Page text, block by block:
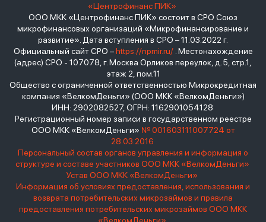
«Центрофинанс ПИК»
ООО МКК «Центрофинанс ПИК» состоит в СРО Союз
микрофинансовых организаций «Микрофинансирование и
развитие». Дата вступления в СРО – 11.03.2022 г.
Официальный сайт СРО –https://npmir.ru/. Местонахождение
(адрес) СРО - 107078, г. Москва Орликов переулок, д.5, стр.1,
этаж 2, пом.11
Общество с ограниченной ответственностью Микрокредитная
компания «ВелкомДеньги» (ООО МКК «ВелкомДеньги»)
ИНН: 2902082527, ОГРН: 1162901054128
Регистрационный номер записи в государственном реестре
ООО МКК «ВелкомДеньги» № 001603111007724 от
28.03.2016
Персональный состав органов управления и информация о
структуре и составе участников ООО МКК «ВелкомДеньги»
Устав ООО МКК «ВелкомДеньги»
Информация об условиях предоставления, использования и
возврата потребительских микрозаймов и правила
предоставления потребительских микрозаймов ООО МКК